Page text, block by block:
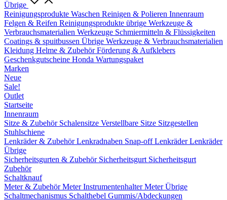
Übrige
Reinigungsprodukte Waschen Reinigen & Polieren Innenraum
Felgen & Reifen Reinigungsprodukte übrige Werkzeuge &
Verbrauchsmaterialien Werkzeuge Schmiermitteln & Flüssigkeiten
Coatings & spuitbussen Übrige Werkzeuge & Verbrauchsmaterialien
Kleidung Helme & ZubehörFörderung & Aufklebers
Geschenkgutscheine Honda Wartungspaket
Marken
Neue
Sale!
Outlet
Startseite
Innenraum
Sitze & Zubehör Schalensitze Verstellbare Sitze Sitzgestellen
Stuhlschiene
Lenkräder & ZubehörLenkradnaben Snap-offLenkräderLenkräder
Übrige
Sicherheitsgurten & Zubehör Sicherheitsgurt Sicherheitsgurt
Zubehör
Schaltknauf
Meter & ZubehörMeterInstrumentenhalterMeter Übrige
Schaltmechanismus Schalthebel Gummis/Abdeckungen